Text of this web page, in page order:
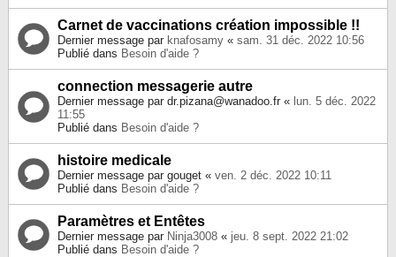
Carnet de vaccinations création impossible !!
Dernier message par knafosamy « sam. 31 déc. 2022 10:56
Publié dans Besoin d'aide ?
connection messagerie autre
Dernier message par dr.pizana@wanadoo.fr « lun. 5 déc. 2022
11:55
Publié dans Besoin d'aide ?
histoire medicale
Dernier message par gouget « ven. 2 déc. 2022 10:11
Publié dans Besoin d'aide ?
Paramètres et Entêtes
Dernier message par Ninja3008 « jeu. 8 sept. 2022 21:02
Publié dans Besoin d'aide ?